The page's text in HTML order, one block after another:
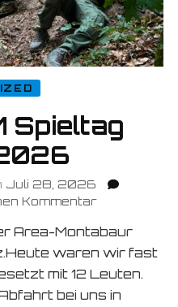
Spieltag
Juli 28, 2026
Kommentarzu
M
Spieltag
26.07.2026
Area-Montabaur
waren wir fast
mit 12 Leuten.
bei uns in